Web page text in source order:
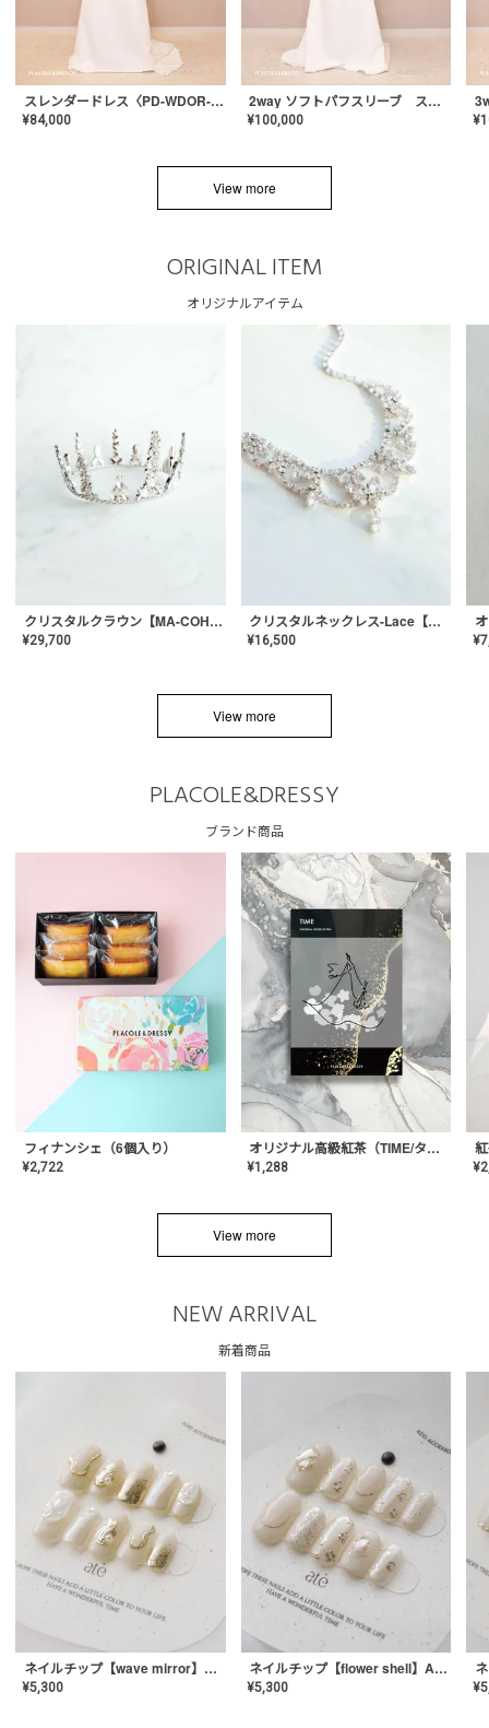
スレンダードレス〈PD-WDOR-2110〉
¥84,000
2way ソフトパフスリーブ スレンダードレス〈PD-WDOR-2112〉
¥100,000 ¥
View more
ORIGINAL ITEM
オリジナルアイテム
クリスタルクラウン【MA-COHD-01】韓国風クラウン/ウェディングクラウン/ティアラ
¥29,700
クリスタルネックレス-Lace【MA-CONL-02】
¥16,500 ¥
View more
PLACOLE&DRESSY
ブランド商品
フィナンシェ（6個入り）
¥2,722
オリジナル高級紅茶（TIME/タイム）【ギフト/プチギフト/プレゼント/内祝い/結婚式/オリジナル配合/高品質/ハーブティー/茶葉/記念日/お返し/手土産/美容/おしゃれ】
¥1,288 ¥
View more
NEW ARRIVAL
新着商品
ネイルチップ【wave mirror】AE-CONA-04
¥5,300
ネイルチップ【flower shell】AE-CONA-03
¥5,300 ¥